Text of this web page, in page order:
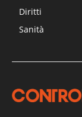
Diritti
Sanità